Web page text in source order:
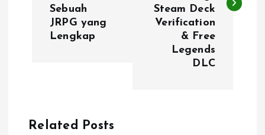
Sebuah
JRPG yang
Lengkap
Steam Deck
Verification
& Free
Legends
DLC
Related Posts